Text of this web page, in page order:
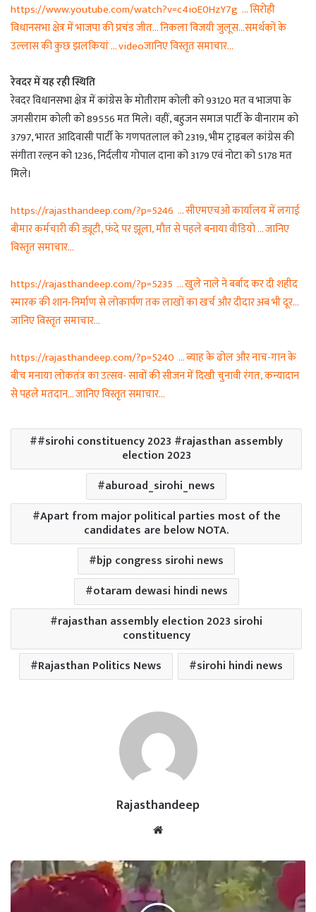
https://www.youtube.com/watch?v=c4ioE0HzY7g … सिरोही
विधानसभा क्षेत्र में भाजपा की प्रचंड जीत… निकला विजयी जुलूस…समर्थकों के
उल्लास की कुछ झलकियां … videoजानिए विस्तृत समाचार…
रेवदर में यह रही स्थिति
रेवदर विधानसभा क्षेत्र में कांग्रेस के मोतीराम कोली को 93120 मत व भाजपा के
जगसीराम कोली को 89556 मत मिले। वहीं, बहुजन समाज पार्टी के वीनाराम को
3797, भारत आदिवासी पार्टी के गणपतलाल को 2319, भीम ट्राइबल कांग्रेस की
संगीता रल्हन को 1236, निर्दलीय गोपाल दाना को 3179 एवं नोटा को 5178 मत
मिले।
https://rajasthandeep.com/?p=5246 … सीएमएचओ कार्यालय में लगाई
बीमार कर्मचारी की ड्यूटी, फंदे पर झूला, मौत से पहले बनाया वीडियो … जानिए
विस्तृत समाचार…
https://rajasthandeep.com/?p=5235 … खुले नाले ने बर्बाद कर दी शहीद
स्मारक की शान-निर्माण से लोकार्पण तक लाखों का खर्च और दीदार अब भी दूर…
जानिए विस्तृत समाचार…
https://rajasthandeep.com/?p=5240 … ब्याह के ढोल और नाच-गान के
बीच मनाया लोकतंत्र का उत्सव- सावों की सीजन में दिखी चुनावी रंगत, कन्यादान
से पहले मतदान… जानिए विस्तृत समाचार…
#sirohi constituency 2023 #rajasthan assembly
election 2023
aburoad_sirohi_news
Apart from major political parties most of the
candidates are below NOTA.
bjp congress sirohi news
otaram dewasi hindi news
rajasthan assembly election 2023 sirohi
constituency
Rajasthan Politics News
sirohi hindi news
Rajasthandeep